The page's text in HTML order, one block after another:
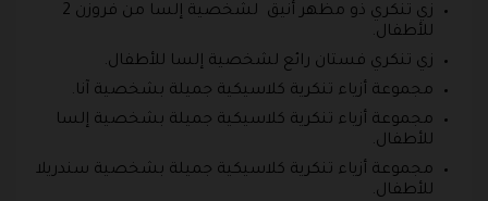
زي تنكري ذو مظهر أنيق لشخصية إلسا من فروزن 2
للأطفال.
زي تنكري فستان رائع لشخصية إلسا للأطفال.
مجموعة أزياء تنكرية كلاسيكية جميلة بشخصية آنا.
مجموعة أزياء تنكرية كلاسيكية جميلة بشخصية إلسا
للأطفال.
مجموعة أزياء تنكرية كلاسيكية جميلة بشخصية سندريلا
للأطفال.